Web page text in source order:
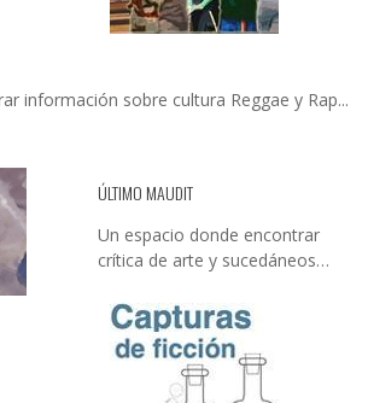
información sobre cultura Reggae y Rap...
ÚLTIMO MAUDIT
Un espacio donde encontrar
crítica de arte y sucedáneos…